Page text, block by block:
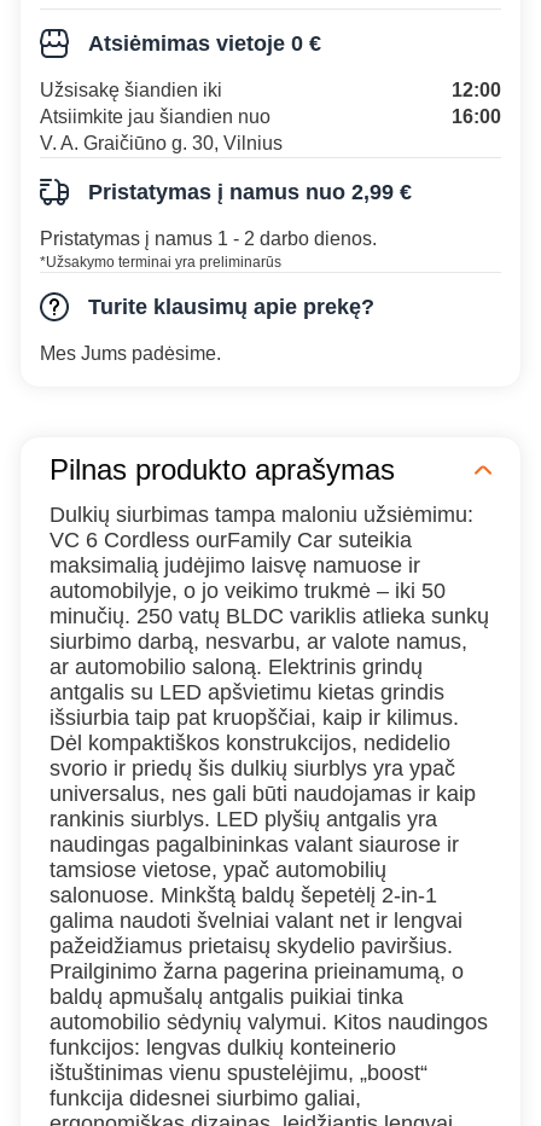
Atsiėmimas vietoje 0 €
Užsisakę šiandien iki
12:00
Atsiimkite jau šiandien nuo
16:00
V. A. Graičiūno g. 30, Vilnius
Pristatymas į namus nuo 2,99 €
Pristatymas į namus 1 - 2 darbo dienos.
*Užsakymo terminai yra preliminarūs
Turite klausimų apie prekę?
Mes Jums padėsime.
Pilnas produkto aprašymas
Dulkių siurbimas tampa maloniu užsiėmimu:
VC 6 Cordless ourFamily Car suteikia
maksimalią judėjimo laisvę namuose ir
automobilyje, o jo veikimo trukmė – iki 50
minučių. 250 vatų BLDC variklis atlieka sunkų
siurbimo darbą, nesvarbu, ar valote namus,
ar automobilio saloną. Elektrinis grindų
antgalis su LED apšvietimu kietas grindis
išsiurbia taip pat kruopščiai, kaip ir kilimus.
Dėl kompaktiškos konstrukcijos, nedidelio
svorio ir priedų šis dulkių siurblys yra ypač
universalus, nes gali būti naudojamas ir kaip
rankinis siurblys. LED plyšių antgalis yra
naudingas pagalbininkas valant siaurose ir
tamsiose vietose, ypač automobilių
salonuose. Minkštą baldų šepetėlį 2-in-1
galima naudoti švelniai valant net ir lengvai
pažeidžiamus prietaisų skydelio paviršius.
Prailginimo žarna pagerina prieinamumą, o
baldų apmušalų antgalis puikiai tinka
automobilio sėdynių valymui. Kitos naudingos
funkcijos: lengvas dulkių konteinerio
ištuštinimas vienu spustelėjimu, „boost“
funkcija didesnei siurbimo galiai,